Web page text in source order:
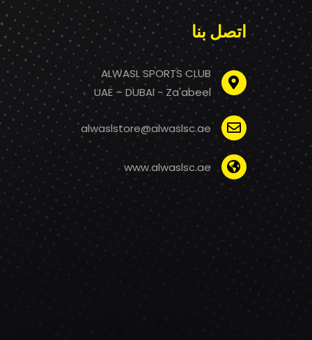
اتصل بنا
ALWASL SPORTS CLUB
UAE – DUBAI - Za'abeel
alwaslstore@alwaslsc.ae
www.alwaslsc.ae